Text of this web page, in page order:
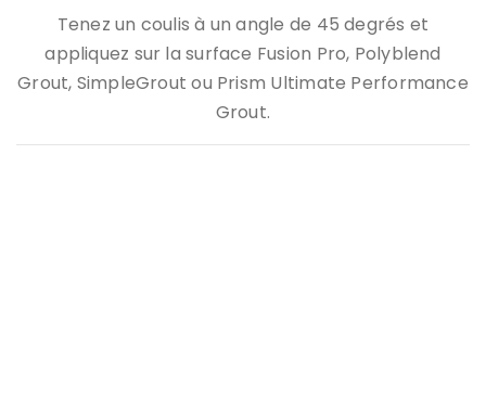
Tenez un coulis à un angle de 45 degrés et
appliquez sur la surface Fusion Pro, Polyblend
Grout, SimpleGrout ou Prism Ultimate Performance
Grout.